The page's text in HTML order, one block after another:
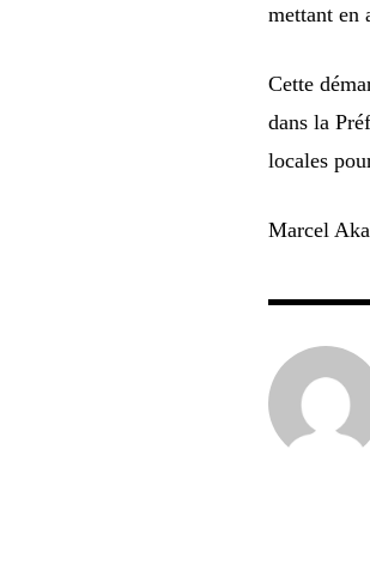
mettant en
Cette
dans la
locales
Marcel